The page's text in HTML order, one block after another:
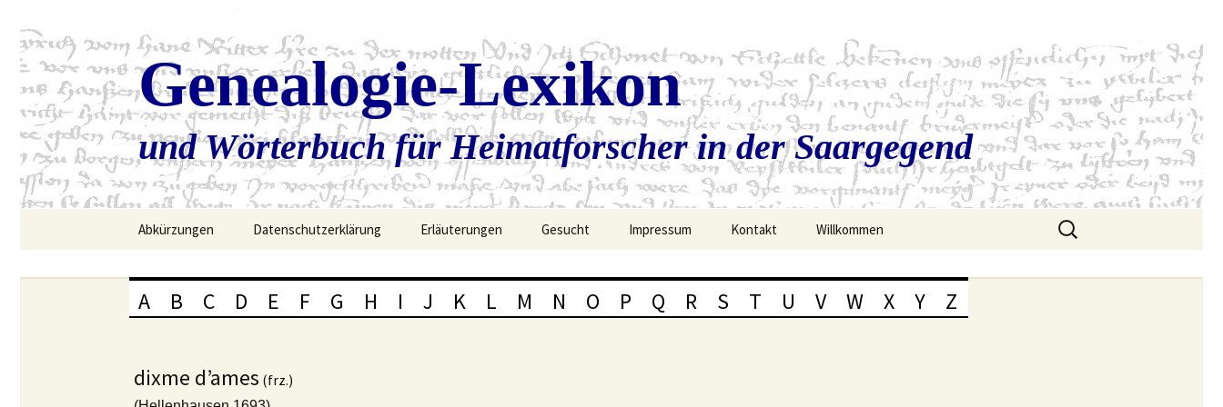
Genealogie-Lexikon
und Wörterbuch für Heimatforscher in der Saargegend
Abkürzungen Datenschutzerklärung Erläuterungen Gesucht Impressum Kontakt Willkommen
Suchen
nach:
A B C D E F G H I J K L M N O P Q R S T U V W X Y Z
dixme d’ames (frz.)